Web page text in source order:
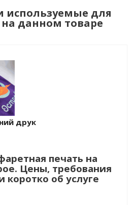
используемые для
данном товаре
друк
печать на
Цены, требования
коротко об услуге